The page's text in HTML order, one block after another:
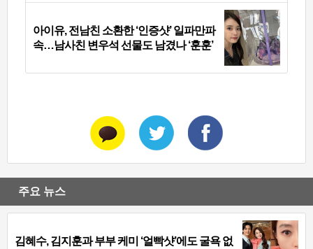
아이유, 전남친 소환한 ‘인증샷’ 일파만파
속…남사친 변우석 선물도 남겼나 ‘훈훈’
주요 뉴스
김혜수, 김지훈과 부부 케미 ‘얼빡샷’에도 굴욕 없